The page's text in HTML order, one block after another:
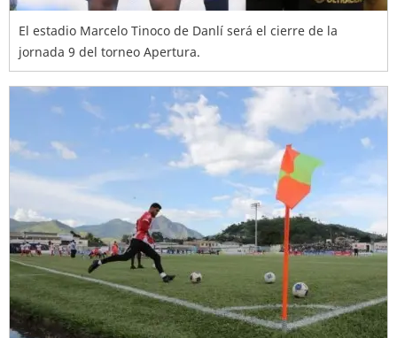
El estadio Marcelo Tinoco de Danlí será el cierre de la
jornada 9 del torneo Apertura.